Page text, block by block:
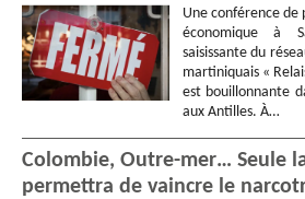
Une conférence de
économique à
saisissante du
martiniquais «
est bouillonnante
aux Antilles. À…
Colombie, Outre-mer… Seule
permettra de vaincre le